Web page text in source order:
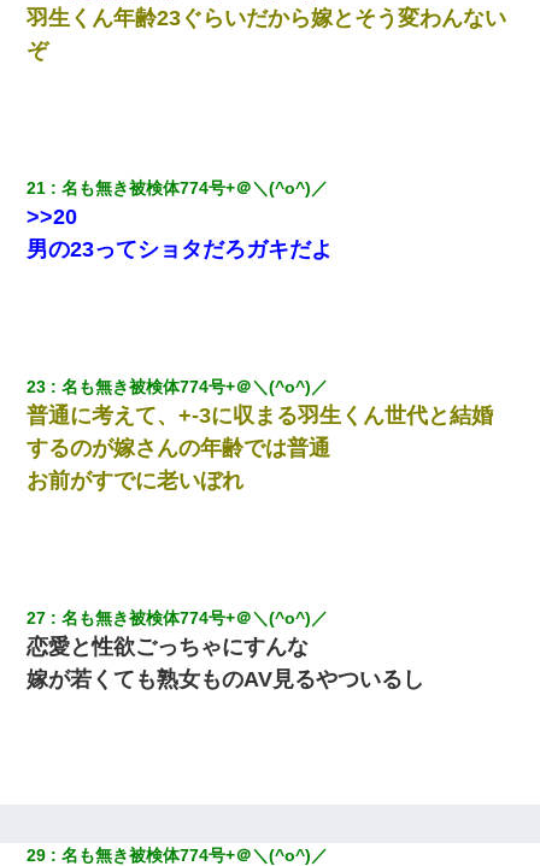
羽生くん年齢23ぐらいだから嫁とそう変わんない
ぞ
21 名も無き被検体774号+＠＼(^o^)／
>>20
男の23ってショタだろガキだよ
23 名も無き被検体774号+＠＼(^o^)／
普通に考えて、+-3に収まる羽生くん世代と結婚
するのが嫁さんの年齢では普通
お前がすでに老いぼれ
27 名も無き被検体774号+＠＼(^o^)／
恋愛と性欲ごっちゃにすんな
嫁が若くても熟女ものAV見るやついるし
29 名も無き被検体774号+＠＼(^o^)／